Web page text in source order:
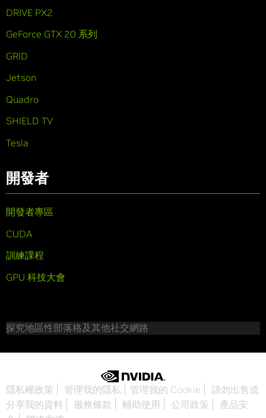
DRIVE PX2
GeForce GTX 20 系列
GRID
Jetson
Quadro
SHIELD TV
Tesla
開發者
開發者專區
CUDA
訓練課程
GPU 科技大會
探究地區性部落格及其他社交網路
隱私權政策 管理我的隱私 管理我的 Cookie
請勿出售或
分享我的資料
服務條款 輔助使用 公司政策
產品安